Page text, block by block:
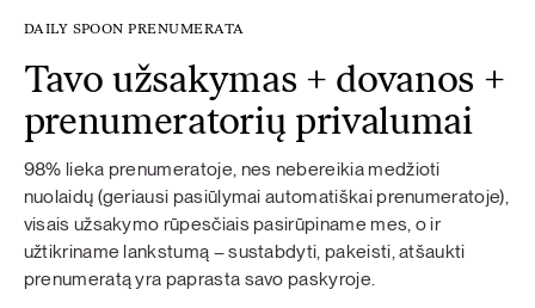
DAILY SPOON PRENUMERATA
Tavo užsakymas + dovanos +
prenumeratorių privalumai
98% lieka prenumeratoje, nes nebereikia medžioti
nuolaidų (geriausi pasiūlymai automatiškai prenumeratoje),
visais užsakymo rūpesčiais pasirūpiname mes, o ir
užtikriname lankstumą – sustabdyti, pakeisti, atšaukti
prenumeratą yra paprasta savo paskyroje.